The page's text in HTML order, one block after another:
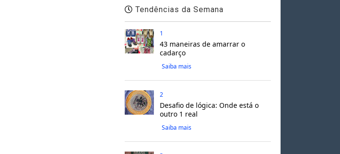
Tendências da Semana
1
43 maneiras de amarrar o
cadarço
Saiba mais
2
Desafio de lógica: Onde está o
outro 1 real
Saiba mais